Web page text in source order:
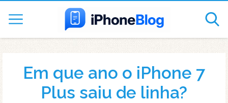
Em que ano o iPhone 7
Plus saiu de linha?